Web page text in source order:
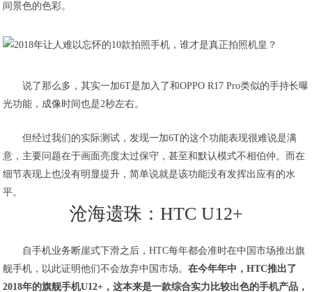
间景色的色彩。
说了那么多，其实一加6T是加入了和OPPO R17 Pro类似的手持长曝
光功能，成像时间也是2秒左右。
但经过我们的实际测试，发现一加6T的这个功能表现很难说是满
意，主要问题在于画面亮度太过保守，甚至和默认模式不相伯仲。而在
细节表现上也没有明显提升，简单说就是该功能没有发挥出应有的水
平。
沧海遗珠：HTC U12+
自手机业务断崖式下滑之后，HTC每年都会准时在中国市场推出旗
舰手机，以此证明他们不会放弃中国市场。在今年年中，HTC推出了
2018年的旗舰手机U12+，这本来是一款综合实力比较出色的手机产品，